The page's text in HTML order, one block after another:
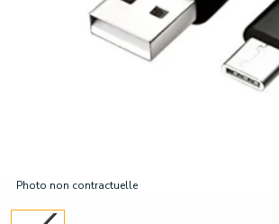
Photo non contractuelle